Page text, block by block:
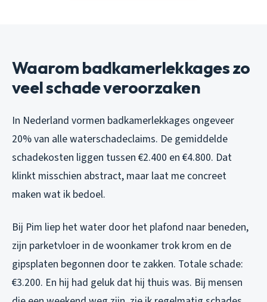
Waarom badkamerlekkages zo
veel schade veroorzaken
In Nederland vormen badkamerlekkages ongeveer
20% van alle waterschadeclaims. De gemiddelde
schadekosten liggen tussen €2.400 en €4.800. Dat
klinkt misschien abstract, maar laat me concreet
maken wat ik bedoel.
Bij Pim liep het water door het plafond naar beneden,
zijn parketvloer in de woonkamer trok krom en de
gipsplaten begonnen door te zakken. Totale schade:
€3.200. En hij had geluk dat hij thuis was. Bij mensen